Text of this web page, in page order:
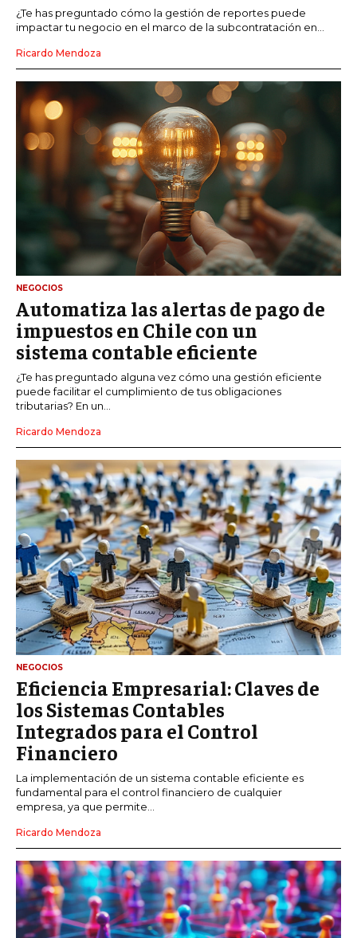
¿Te has preguntado cómo la gestión de reportes puede
impactar tu negocio en el marco de la subcontratación en...
Ricardo Mendoza
NEGOCIOS
Automatiza las alertas de pago de
impuestos en Chile con un
sistema contable eficiente
¿Te has preguntado alguna vez cómo una gestión eficiente
puede facilitar el cumplimiento de tus obligaciones
tributarias? En un...
Ricardo Mendoza
NEGOCIOS
Eficiencia Empresarial: Claves de
los Sistemas Contables
Integrados para el Control
Financiero
La implementación de un sistema contable eficiente es
fundamental para el control financiero de cualquier
empresa, ya que permite...
Ricardo Mendoza